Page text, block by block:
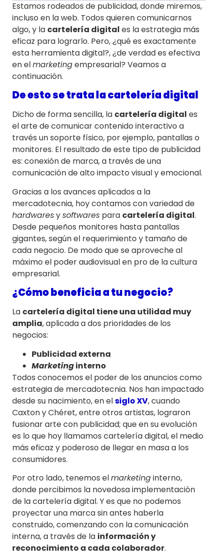
Estamos rodeados de publicidad, donde miremos,
incluso en la web. Todos quieren comunicarnos
algo, y la cartelería digital es la estrategia más
eficaz para lograrlo. Pero, ¿qué es exactamente
esta herramienta digital?, ¿de verdad es efectiva
en elmarketingempresarial? Veamos a
continuación.
De esto se trata la cartelería digital
Dicho de forma sencilla, la cartelería digital es
el arte de comunicar contenido interactivo a
través un soporte físico, por ejemplo, pantallas o
monitores. El resultado de este tipo de publicidad
es: conexión de marca, a través de una
comunicación de alto impacto visual y emocional.
Gracias a los avances aplicados a la
mercadotecnia, hoy contamos con variedad de
hardwaresysoftwares para cartelería digital.
Desde pequeños monitores hasta pantallas
gigantes, según el requerimiento y tamaño de
cada negocio. De modo que se aproveche al
máximo el poder audiovisual en pro de la cultura
empresarial.
¿Cómo beneficia a tu negocio?
La cartelería digital tiene una utilidad muy
amplia, aplicada a dos prioridades de los
negocios:
Publicidad externa
Marketinginterno
Todos conocemos el poder de los anuncios como
estrategia de mercadotecnia. Nos han impactado
desde su nacimiento, en elsiglo XV, cuando
Caxton y Chéret, entre otros artistas, lograron
fusionar arte con publicidad; que en su evolución
es lo que hoy llamamos cartelería digital, el medio
más eficaz y poderoso de llegar en masa a los
consumidores.
Por otro lado, tenemos elmarketinginterno,
donde percibimos la novedosa implementación
de la cartelería digital. Y es que no podemos
proyectar una marca sin antes haberla
construido, comenzando con la comunicación
interna, a través de la información y
reconocimiento a cada colaborador.